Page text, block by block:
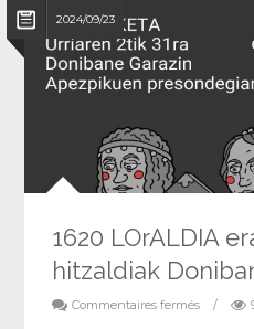
2024/09/23
1620 LOrALDIA
hitzaldiak
Commentaires fermés /